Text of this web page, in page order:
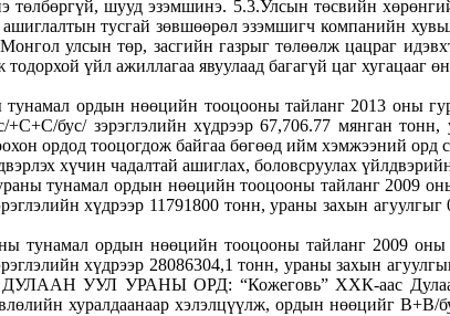
төлбөргүй, шууд эзэмшинэ. 5.3.Улсын төсвийн
ашиглалтын тусгай зөвшөөрөл эзэмшигч компанийн
улсын төр, засгийн газрыг төлөөлж цацраг
үйл ажиллагаа явуулаад багагүй цаг хугацааг
ордын нөөцийн тооцооны тайланг 2013 оны
+С+С/бус/ зэрэглэлийн хүдрээр 67,706.77 мянган
ордод тооцогдож байгаа бөгөөд ийм хэмжээний
хүчин чадалтай ашиглах, боловсруулах
тунамал ордын нөөцийн тооцооны тайланг 2009
хүдрээр 11791800 тонн, ураны захын
тунамал ордын нөөцийн тооцооны тайланг 2009
хүдрээр 28086304,1 тонн, ураны захын
ДУЛААН УУЛ УРАНЫ ОРД: “Кожеговь” ХХК-аас
хуралдаанаар хэлэлцүүлж, ордын нөөцийг